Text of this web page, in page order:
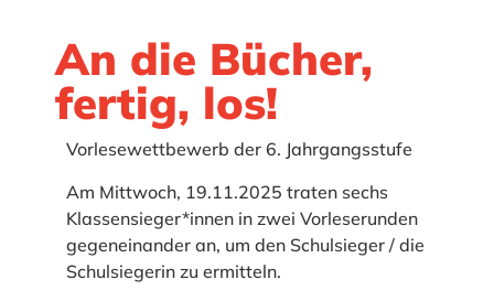
An die Bücher,
fertig, los!
Vorlesewettbewerb der 6. Jahrgangsstufe
Am Mittwoch, 19.11.2025 traten sechs
Klassensieger*innen in zwei Vorleserunden
gegeneinander an, um den Schulsieger / die
Schulsiegerin zu ermitteln.